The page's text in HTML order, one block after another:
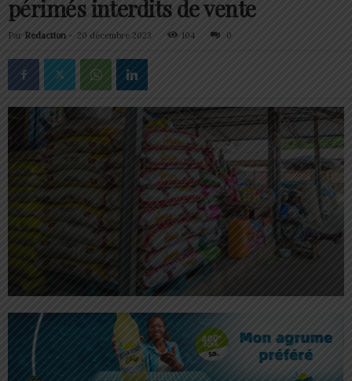
périmés interdits de vente
Par Redaction - 20 décembre 2023 104 0